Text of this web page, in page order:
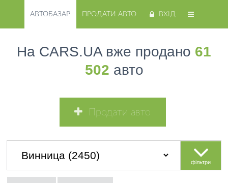
АВТОБАЗАР ПРОДАТИ АВТО ВХІД
На CARS.UA вже продано 61
502 авто
Продати авто
фільтри